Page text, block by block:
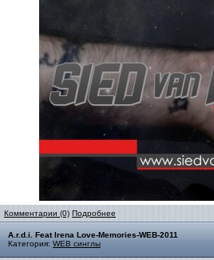
Комментарии (0) Подробнее
A.r.d.i. Feat Irena Love-Memories-WEB-2011
Категория: WEB синглы